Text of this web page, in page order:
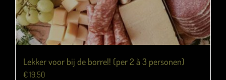
Lekker voor bij de borrel! (per 2 à 3 personen)
€19,50